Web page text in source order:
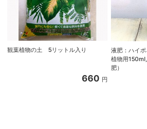
観葉植物の土 5リットル入り
660 円
液肥：ハイ
植物用150ml
肥）